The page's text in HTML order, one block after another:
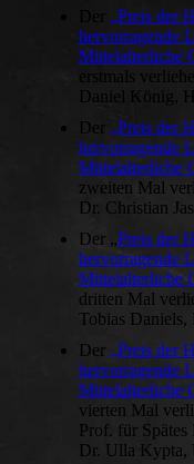
„Preis der
hervorragende
Mittelalterliche
erstmals
Daniel König,
Der „Preis der
hervorragende
Mittelalterliche
zweiten Mal
Dr. Christian
Der „Preis der
hervorragende
Mittelalterliche
dritten Mal
Tobias Daniels,
Der „Preis der
hervorragende
Mittelalterliche
vierten Mal
Prof. für
Dr. Ulla Kypta,